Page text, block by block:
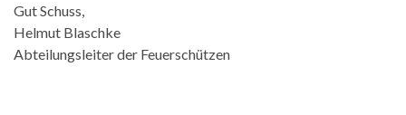
Gut Schuss,
Helmut Blaschke
Abteilungsleiter der Feuerschützen